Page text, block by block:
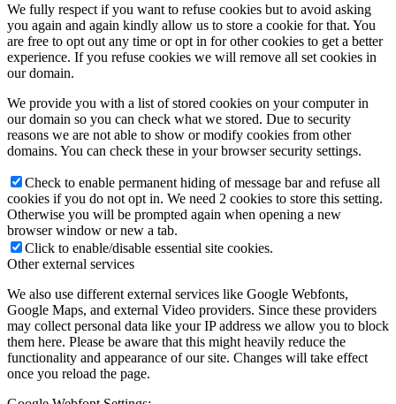
We fully respect if you want to refuse cookies but to avoid asking
you again and again kindly allow us to store a cookie for that. You
are free to opt out any time or opt in for other cookies to get a better
experience. If you refuse cookies we will remove all set cookies in
our domain.
We provide you with a list of stored cookies on your computer in
our domain so you can check what we stored. Due to security
reasons we are not able to show or modify cookies from other
domains. You can check these in your browser security settings.
Check to enable permanent hiding of message bar and refuse all
cookies if you do not opt in. We need 2 cookies to store this setting.
Otherwise you will be prompted again when opening a new
browser window or new a tab.
Click to enable/disable essential site cookies.
Other external services
We also use different external services like Google Webfonts,
Google Maps, and external Video providers. Since these providers
may collect personal data like your IP address we allow you to block
them here. Please be aware that this might heavily reduce the
functionality and appearance of our site. Changes will take effect
once you reload the page.